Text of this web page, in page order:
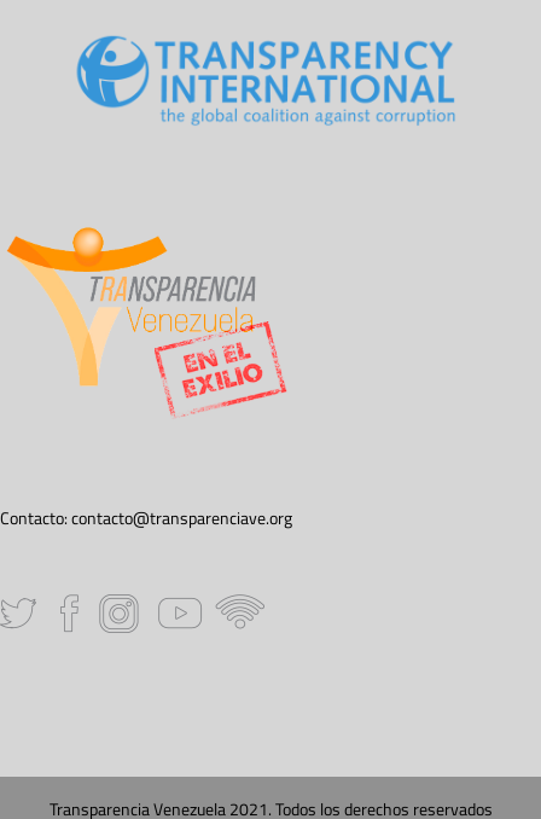
Contacto:contacto@transparenciave.org
Transparencia Venezuela 2021. Todos los derechos reservados